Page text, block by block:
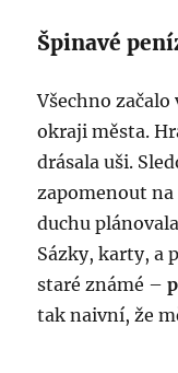
Špinavé
Všechno
okraji města.
drásala uši.
zapomenout
duchu
Sázky, karty, a
staré známé –
tak naivní, že